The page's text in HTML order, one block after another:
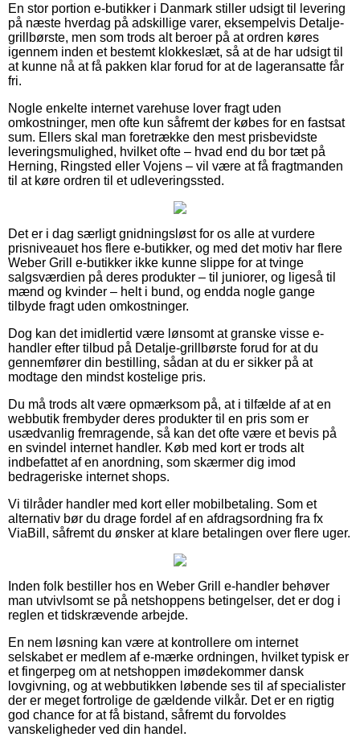
En stor portion e-butikker i Danmark stiller udsigt til levering
på næste hverdag på adskillige varer, eksempelvis Detalje-
grillbørste, men som trods alt beroer på at ordren køres
igennem inden et bestemt klokkeslæt, så at de har udsigt til
at kunne nå at få pakken klar forud for at de lageransatte får
fri.
Nogle enkelte internet varehuse lover fragt uden
omkostninger, men ofte kun såfremt der købes for en fastsat
sum. Ellers skal man foretrække den mest prisbevidste
leveringsmulighed, hvilket ofte – hvad end du bor tæt på
Herning, Ringsted eller Vojens – vil være at få fragtmanden
til at køre ordren til et udleveringssted.
Det er i dag særligt gnidningsløst for os alle at vurdere
prisniveauet hos flere e-butikker, og med det motiv har flere
Weber Grill e-butikker ikke kunne slippe for at tvinge
salgsværdien på deres produkter – til juniorer, og ligeså til
mænd og kvinder – helt i bund, og endda nogle gange
tilbyde fragt uden omkostninger.
Dog kan det imidlertid være lønsomt at granske visse e-
handler efter tilbud på Detalje-grillbørste forud for at du
gennemfører din bestilling, sådan at du er sikker på at
modtage den mindst kostelige pris.
Du må trods alt være opmærksom på, at i tilfælde af at en
webbutik frembyder deres produkter til en pris som er
usædvanlig fremragende, så kan det ofte være et bevis på
en svindel internet handler. Køb med kort er trods alt
indbefattet af en anordning, som skærmer dig imod
bedrageriske internet shops.
Vi tilråder handler med kort eller mobilbetaling. Som et
alternativ bør du drage fordel af en afdragsordning fra fx
ViaBill, såfremt du ønsker at klare betalingen over flere uger.
Inden folk bestiller hos en Weber Grill e-handler behøver
man utvivlsomt se på netshoppens betingelser, det er dog i
reglen et tidskrævende arbejde.
En nem løsning kan være at kontrollere om internet
selskabet er medlem af e-mærke ordningen, hvilket typisk er
et fingerpeg om at netshoppen imødekommer dansk
lovgivning, og at webbutikken løbende ses til af specialister
der er meget fortrolige de gældende vilkår. Det er en rigtig
god chance for at få bistand, såfremt du forvoldes
vanskeligheder ved din handel.